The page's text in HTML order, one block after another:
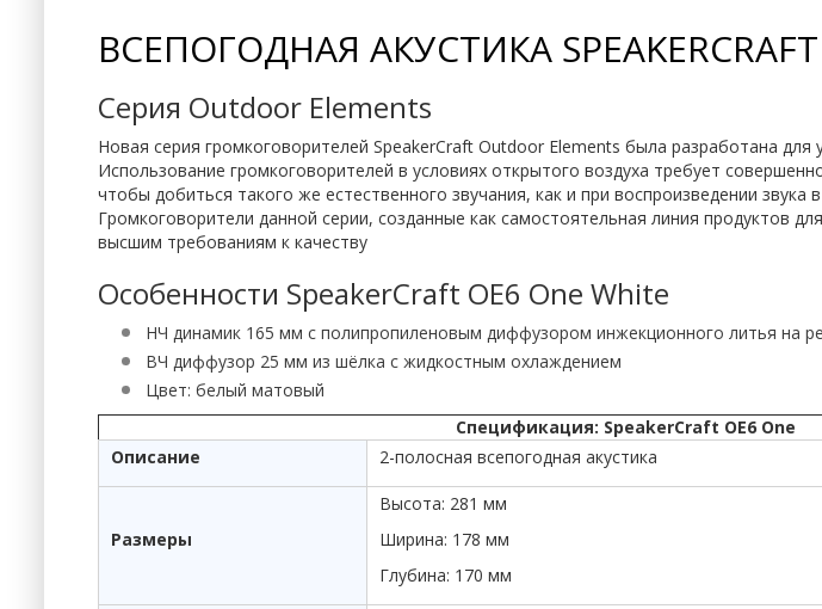
ВСЕПОГОДНАЯ АКУСТИКА SPEAKERCRAFT
Серия Outdoor Elements
Новая серия громкоговорителей SpeakerCraft Outdoor Elements была разработана
Использование громкоговорителей в условиях открытого воздуха требует
чтобы добиться такого же естественного звучания, как и при воспроизведении
Громкоговорители данной серии, созданные как самостоятельная линия продуктов
высшим требованиям к качеству
Особенности SpeakerCraft OE6 One White
НЧ динамик 165 мм с полипропиленовым диффузором инжекционного литья на
ВЧ диффузор 25 мм из шёлка с жидкостным охлаждением
Цвет: белый матовый
Спецификация: SpeakerCraft OE6 One
Описание
2-полосная всепогодная акустика
Размеры
Высота: 281 мм
Ширина: 178 мм
Глубина: 170 мм